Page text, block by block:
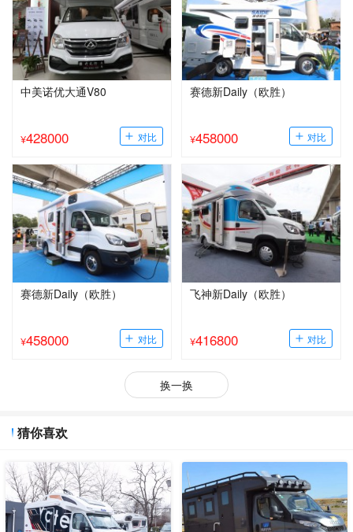
中美诺优大通V80
¥428000
赛德新Daily（欧胜）
¥458000
赛德新Daily（欧胜）
¥458000
飞神新Daily（欧胜）
¥416800
换一换
猜你喜欢